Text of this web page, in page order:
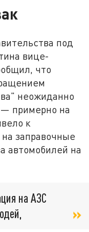
под
вице-
что
неожиданно
— примерно на
к
заправочные
автомобилей на
на АЗС